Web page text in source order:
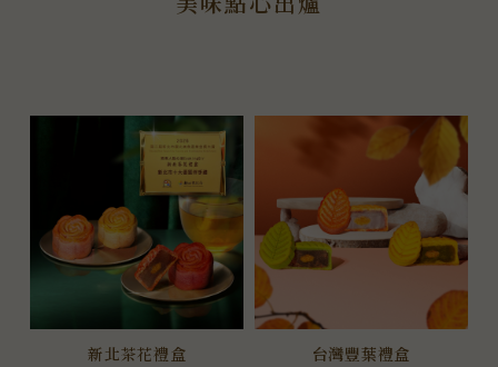
新北茶花禮盒 台灣豐葉禮盒